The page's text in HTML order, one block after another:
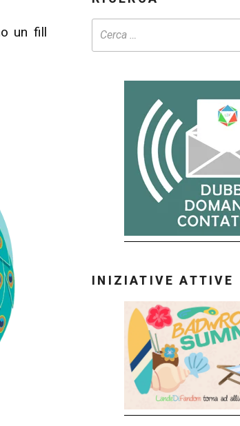
un fill
INIZIATIVE ATTIVE